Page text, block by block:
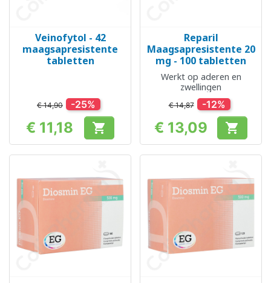
Veinofytol - 42
maagsapresistente
tabletten
€ 14,90 -25%
Prijs
€ 11,18 
Reparil
Maagsapresistente 20
mg - 100 tabletten
Werkt op aderen en
zwellingen
€ 14,87 -12%
Prijs
€ 13,09 